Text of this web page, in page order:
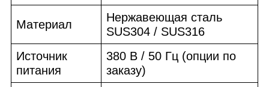
Материал
Нержавеющая сталь
SUS304 / SUS316
Источник
питания
380 В / 50 Гц (опции по
заказу)